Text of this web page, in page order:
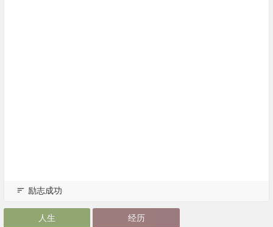
励志成功
人生 经历